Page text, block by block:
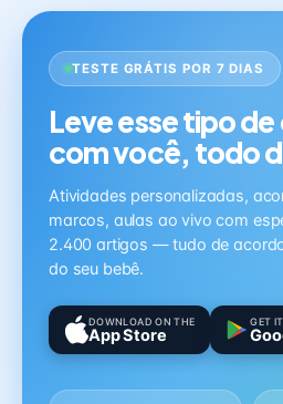
TESTE GRÁTIS POR 7 DIAS
Leve esse tipo
com você, todo
Atividades personalizadas,
marcos, aulas ao vivo com
2.400 artigos — tudo de
do seu bebê.
DOWNLOAD ON THE
App Store
GET